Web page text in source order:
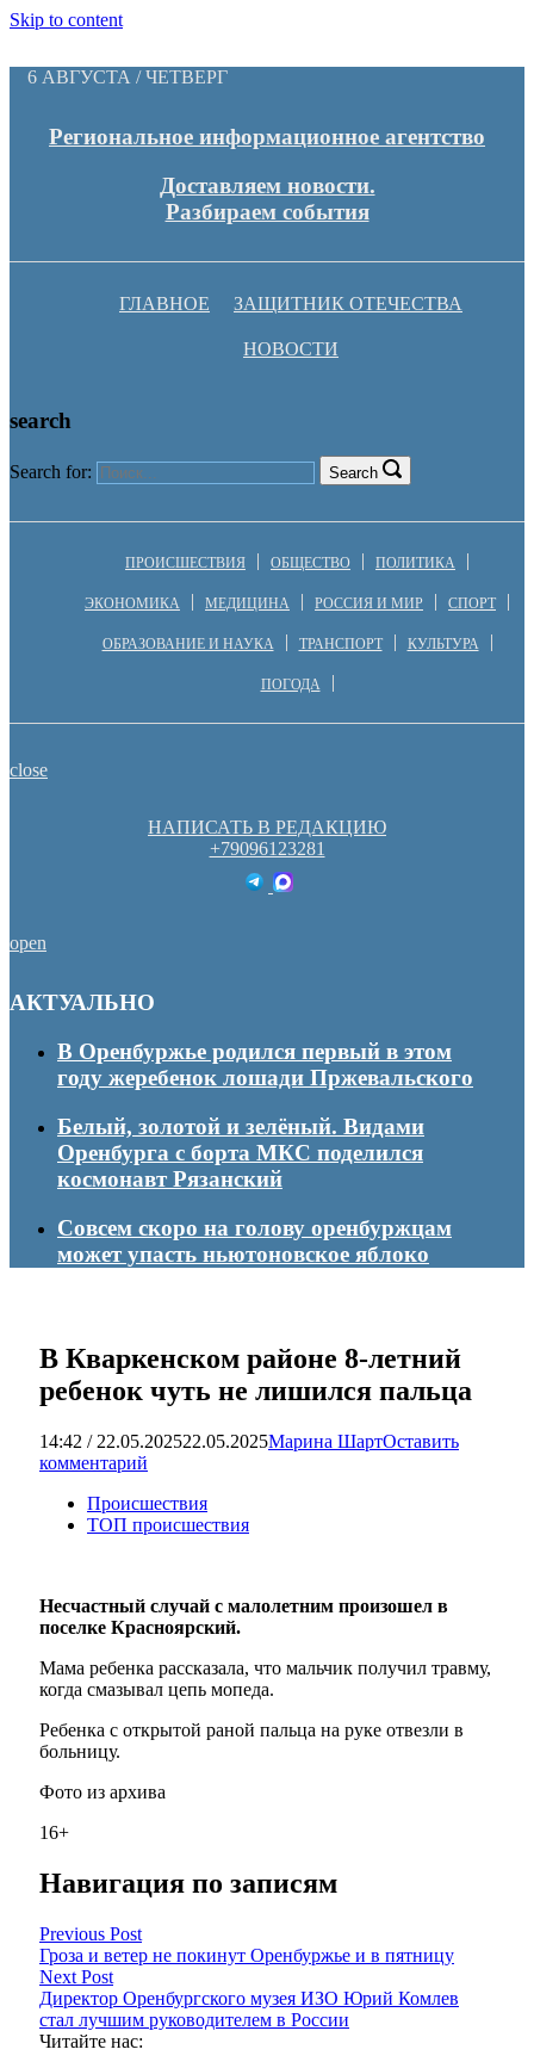
Skip to content
6 АВГУСТА / ЧЕТВЕРГ
Региональное информационное агентство
Доставляем новости.
Разбираем события
ГЛАВНОЕ ЗАЩИТНИК ОТЕЧЕСТВА
НОВОСТИ
search
Search for: Search
ПРОИСШЕСТВИЯ ОБЩЕСТВО ПОЛИТИКА
ЭКОНОМИКА МЕДИЦИНА РОССИЯ И МИР СПОРТ
ОБРАЗОВАНИЕ И НАУКА ТРАНСПОРТ КУЛЬТУРА
ПОГОДА
close
НАПИСАТЬ В РЕДАКЦИЮ
+79096123281
open
АКТУАЛЬНО
В Оренбуржье родился первый в этом
году жеребенок лошади Пржевальского
Белый, золотой и зелёный. Видами
Оренбурга с борта МКС поделился
космонавт Рязанский
Совсем скоро на голову оренбуржцам
может упасть ньютоновское яблоко
В Кваркенском районе 8-летний
ребенок чуть не лишился пальца
14:42 / 22.05.202522.05.2025Марина ШартОставить
комментарий
Происшествия
ТОП происшествия
Несчастный случай с малолетним произошел в
поселке Красноярский.
Мама ребенка рассказала, что мальчик получил травму,
когда смазывал цепь мопеда.
Ребенка с открытой раной пальца на руке отвезли в
больницу.
Фото из архива
16+
Навигация по записям
Previous Post
Гроза и ветер не покинут Оренбуржье и в пятницу
Next Post
Директор Оренбургского музея ИЗО Юрий Комлев
стал лучшим руководителем в России
Читайте нас: